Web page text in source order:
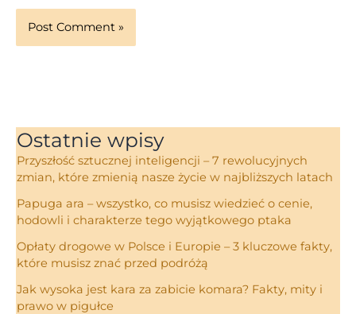
Ostatnie wpisy
Przyszłość sztucznej inteligencji – 7 rewolucyjnych
zmian, które zmienią nasze życie w najbliższych latach
Papuga ara – wszystko, co musisz wiedzieć o cenie,
hodowli i charakterze tego wyjątkowego ptaka
Opłaty drogowe w Polsce i Europie – 3 kluczowe fakty,
które musisz znać przed podróżą
Jak wysoka jest kara za zabicie komara? Fakty, mity i
prawo w pigułce